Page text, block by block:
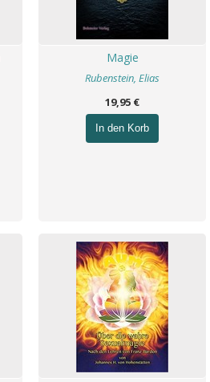
Magie
Rubenstein, Elias
19,95 €
In den Korb